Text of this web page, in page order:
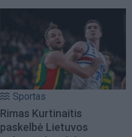
Sportas
Rimas Kurtinaitis
paskelbė Lietuvos